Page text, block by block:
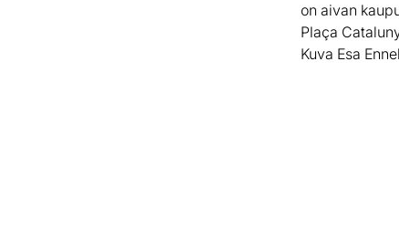
on aivan
Plaça
Kuva Esa